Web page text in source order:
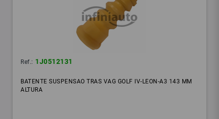
Ref.: 1J0512131
BATENTE SUSPENSAO TRAS VAG GOLF IV-LEON-A3 143 MM
ALTURA